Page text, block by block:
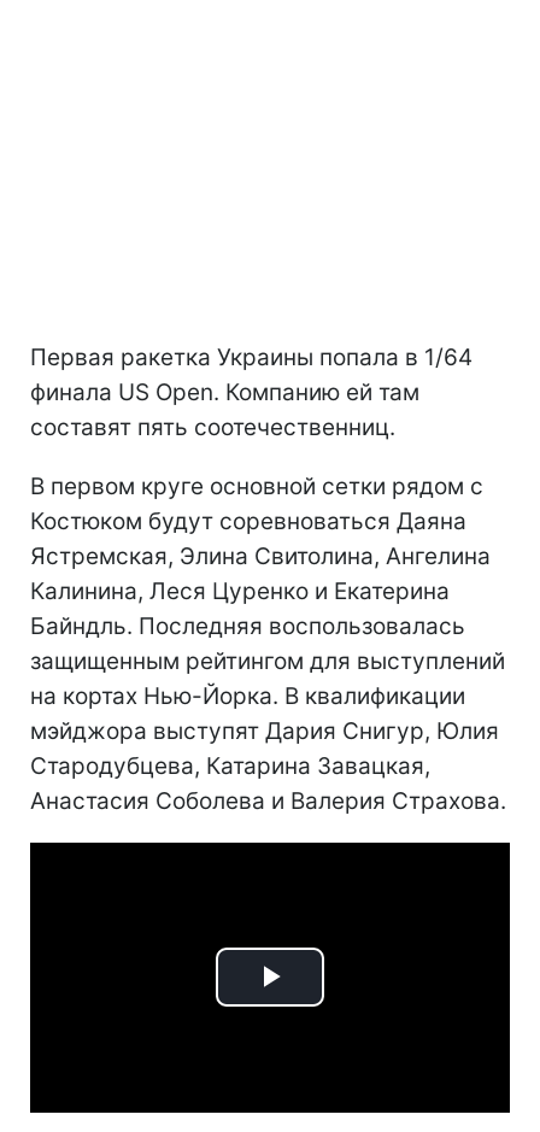
Первая ракетка Украины попала в 1/64
финала US Open. Компанию ей там
составят пять соотечественниц.
В первом круге основной сетки рядом с
Костюком будут соревноваться Даяна
Ястремская, Элина Свитолина, Ангелина
Калинина, Леся Цуренко и Екатерина
Байндль. Последняя воспользовалась
защищенным рейтингом для выступлений
на кортах Нью-Йорка. В квалификации
мэйджора выступят Дария Снигур, Юлия
Стародубцева, Катарина Завацкая,
Анастасия Соболева и Валерия Страхова.
Play